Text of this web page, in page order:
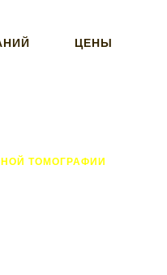
ЦЕНЫ
ТОМОГРАФИИ